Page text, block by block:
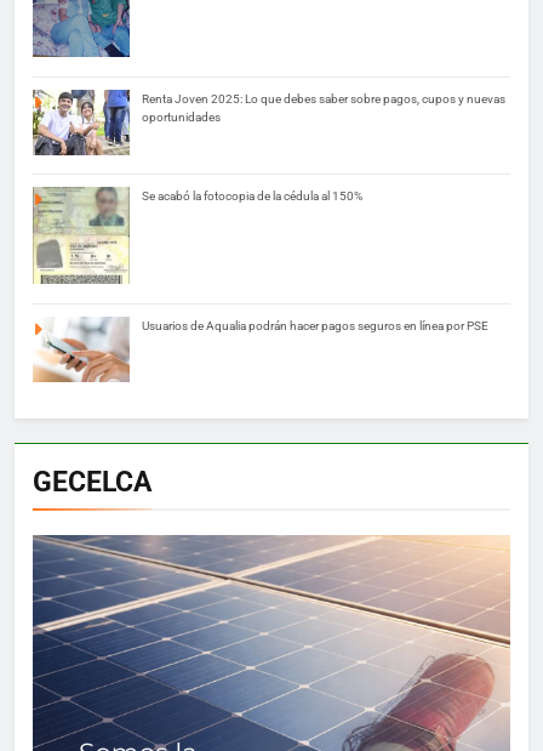
Renta Joven 2025: Lo que debes saber sobre pagos, cupos y nuevas
oportunidades
Se acabó la fotocopia de la cédula al 150%
Usuarios de Aqualia podrán hacer pagos seguros en línea por PSE
GECELCA